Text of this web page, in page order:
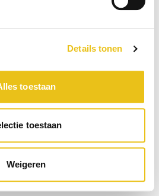
Details tonen
toestaan
toestaan
Weigeren